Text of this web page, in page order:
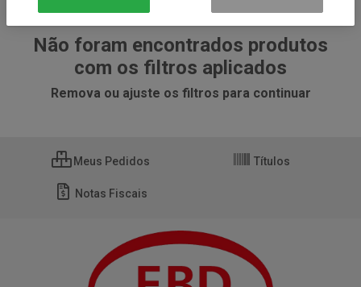
Não foram encontrados produtos
com os filtros aplicados
Remova ou ajuste os filtros para continuar
Meus Pedidos Títulos
Notas Fiscais